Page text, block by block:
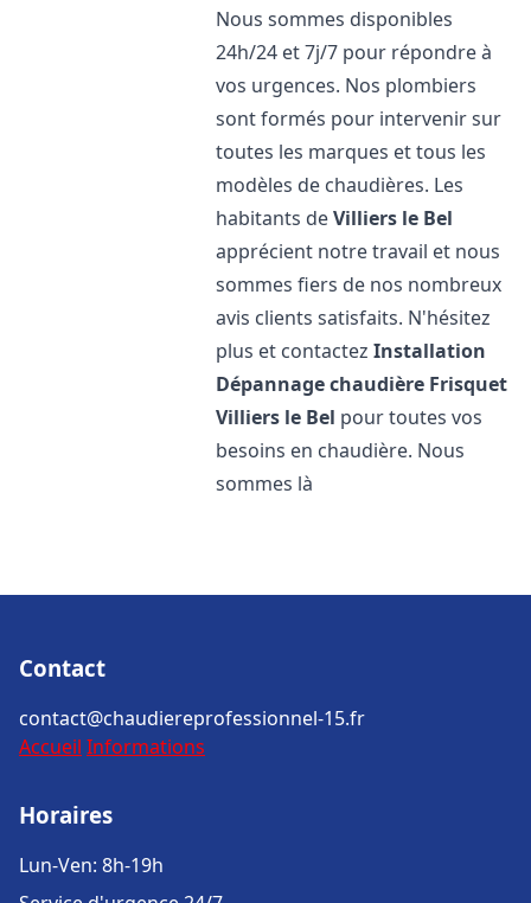
Nous sommes disponibles
24h/24 et 7j/7 pour répondre à
vos urgences. Nos plombiers
sont formés pour intervenir sur
toutes les marques et tous les
modèles de chaudières. Les
habitants deVilliers le Bel
apprécient notre travail et nous
sommes fiers de nos nombreux
avis clients satisfaits. N'hésitez
plus et contactezInstallation
Dépannage chaudière Frisquet
Villiers le Bel pour toutes vos
besoins en chaudière. Nous
sommes là
Contact
contact@chaudiereprofessionnel-15.fr
Accueil Informations
Horaires
Lun-Ven: 8h-19h